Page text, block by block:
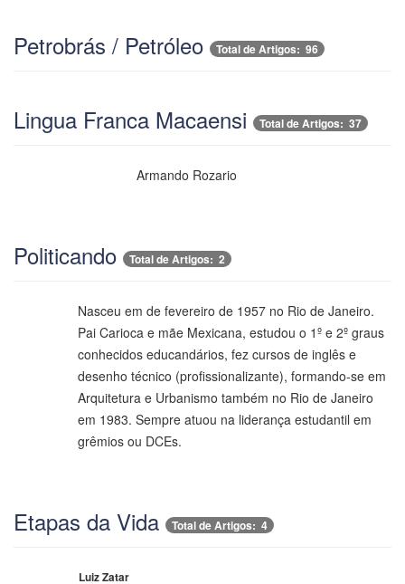
Petrobrás / Petróleo Total de Artigos: 96
Lingua Franca Macaensi Total de Artigos: 37
Armando Rozario
Politicando Total de Artigos: 2
Nasceu em de fevereiro de 1957 no Rio de Janeiro.
Pai Carioca e mãe Mexicana, estudou o 1º e 2º graus
conhecidos educandários, fez cursos de inglês e
desenho técnico (profissionalizante), formando-se em
Arquitetura e Urbanismo também no Rio de Janeiro
em 1983. Sempre atuou na liderança estudantil em
grêmios ou DCEs.
Etapas da Vida Total de Artigos: 4
Luiz Zatar